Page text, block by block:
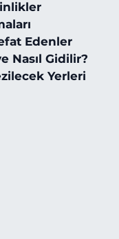
Edenler
Nasıl Gidilir?
Yerleri